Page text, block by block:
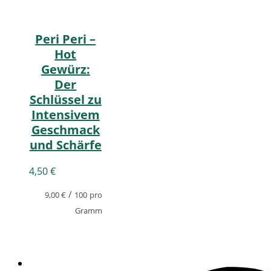
Peri Peri –
Hot
Gewürz:
Der
Schlüssel zu
Intensivem
Geschmack
und Schärfe
4,50€
9,00€/ 100 pro
Gramm